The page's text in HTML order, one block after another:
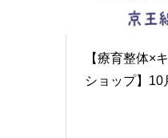
【療育整体×
ショップ】10